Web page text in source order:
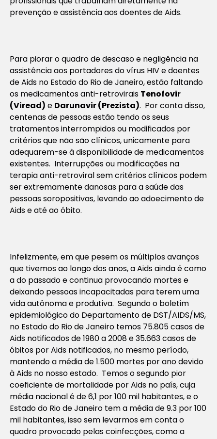
prevenção e assistência aos doentes de Aids.
Para piorar o quadro de descaso e negligência na
assistência aos portadores do vírus HIV e doentes
de Aids no Estado do Rio de Janeiro, estão faltando
os medicamentos anti-retrovirais Tenofovir
(Viread) e Darunavir (Prezista). Por conta disso,
centenas de pessoas estão tendo os seus
tratamentos interrompidos ou modificados por
critérios que não são clínicos, unicamente para
adequarem-se à disponibilidade de medicamentos
existentes. Interrupções ou modificações na
terapia anti-retroviral sem critérios clínicos podem
ser extremamente danosas para a saúde das
pessoas soropositivas, levando ao adoecimento de
Aids e até ao óbito.
Infelizmente, em que pesem os múltiplos avanços
que tivemos ao longo dos anos, a Aids ainda é como
a do passado e continua provocando mortes e
deixando pessoas incapacitadas para terem uma
vida autônoma e produtiva. Segundo o boletim
epidemiológico do Departamento de DST/AIDS/MS,
no Estado do Rio de Janeiro temos 75.805 casos de
Aids notificados de 1980 a 2008 e 35.663 casos de
óbitos por Aids notificados, no mesmo período,
mantendo a média de 1.500 mortes por ano devido
à Aids no nosso estado. Temos o segundo pior
coeficiente de mortalidade por Aids no país, cuja
média nacional é de 6,1 por 100 mil habitantes, e o
Estado do Rio de Janeiro tem a média de 9.3 por 100
mil habitantes, isso sem levarmos em conta o
quadro provocado pelas coinfecções, como a